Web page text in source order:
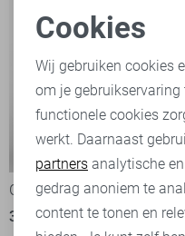
Geisha Korte broek
35,00 69,99
Noodzakelijke
Personalisatie
Analytische cookies
Marketing cookies
Cookies
Wij gebruiken cookies
om je gebruikservaring
functionele cookies
werkt. Daarnaast
partners analytische
gedrag anoniem te
content te tonen en